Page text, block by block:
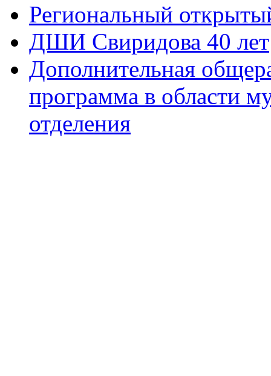
Региональный
ДШИ Свиридова 40 лет
Дополнительная
программа в области
отделения